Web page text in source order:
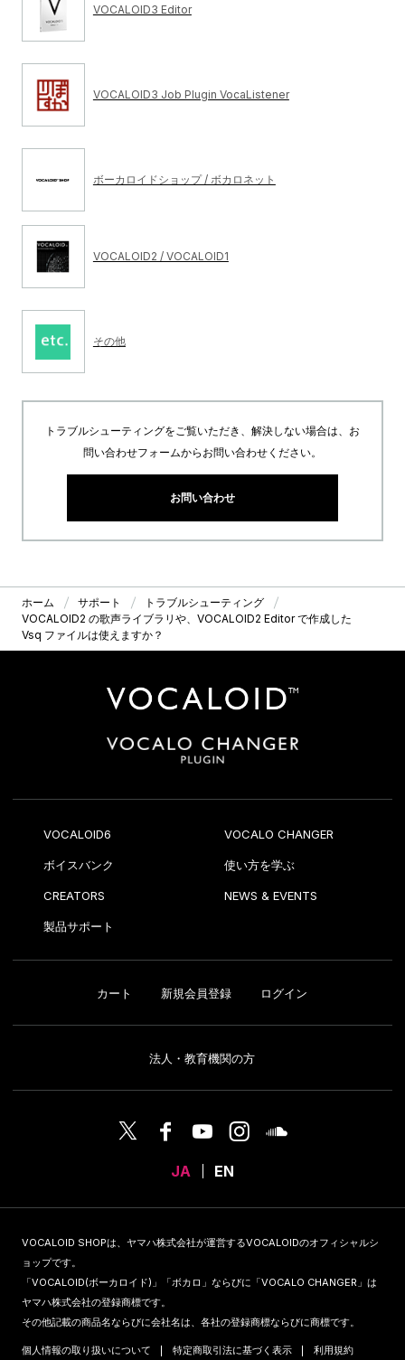
VOCALOID3 Editor
VOCALOID3 Job Plugin VocaListener
ボーカロイドショップ / ボカロネット
VOCALOID2 / VOCALOID1
その他
トラブルシューティングをご覧いただき、解決しない場合は、お
問い合わせフォームからお問い合わせください。
お問い合わせ
ホーム サポート
トラブルシューティング
VOCALOID2 の歌声ライブラリや、VOCALOID2 Editor で作成した
Vsq ファイルは使えますか？
VOCALOID6 VOCALO CHANGER
ボイスバンク 使い方を学ぶ
CREATORS NEWS & EVENTS
製品サポート
カート 新規会員登録 ログイン
法人・教育機関の方
JA EN
VOCALOID SHOPは、ヤマハ株式会社が運営するVOCALOIDのオフィシャルシ
ョップです。
「VOCALOID(ボーカロイド)」「ボカロ」ならびに「VOCALO CHANGER」は
ヤマハ株式会社の登録商標です。
その他記載の商品名ならびに会社名は、各社の登録商標ならびに商標です。
個人情報の取り扱いについて 特定商取引法に基づく表示 利用規約